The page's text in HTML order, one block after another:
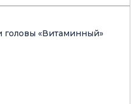
головы «Витаминный»